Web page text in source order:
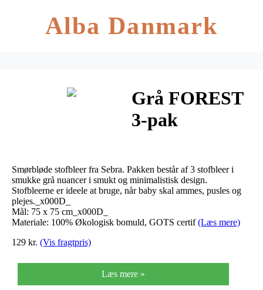
Alba Danmark
Grå FOREST
3-pak
Sebra
Smørbløde stofbleer fra Sebra. Pakken består af 3 stofbleer i
smukke grå nuancer i smukt og minimalistisk design.
Stofbleerne er ideele at bruge, når baby skal ammes, pusles og
plejes._x000D_
Mål: 75 x 75 cm_x000D_
Materiale: 100% Økologisk bomuld, GOTS certif(Læs mere)
129 kr. (Vis fragtpris)
Læs mere »